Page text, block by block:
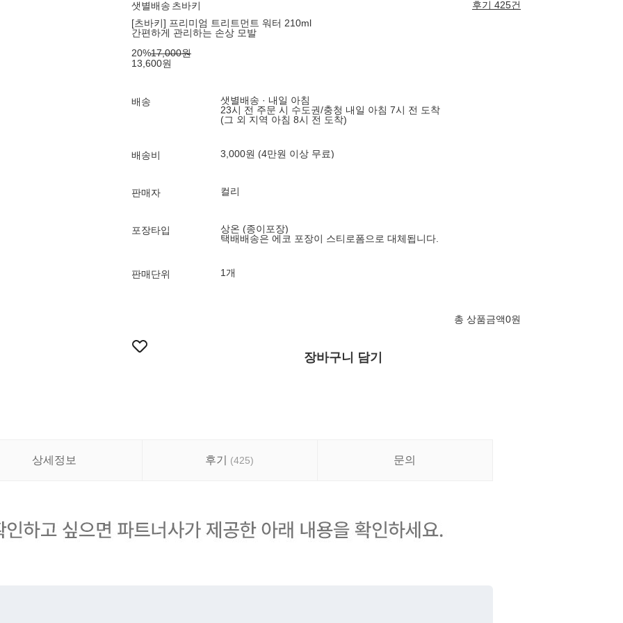
샛별배송 츠바키
후기 425건
[츠바키] 프리미엄 트리트먼트 워터 210ml
간편하게 관리하는 손상 모발
20%17,000원
13,600원
배송
샛별배송 · 내일 아침
23시 전 주문 시 수도권/충청 내일 아침 7시 전 도착
(그 외 지역 아침 8시 전 도착)
배송비 3,000원 (4만원 이상 무료)
판매자 컬리
포장타입
상온 (종이포장)
택배배송은 에코 포장이 스티로폼으로 대체됩니다.
판매단위 1개
총 상품금액0원
장바구니 담기
상세정보 후기 (425) 문의